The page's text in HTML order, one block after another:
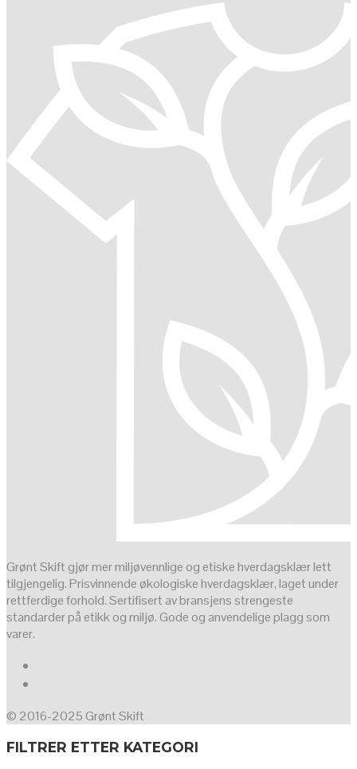
Grønt Skift gjør mer miljøvennlige og etiske hverdagsklær lett
tilgjengelig. Prisvinnende økologiske hverdagsklær, laget under
rettferdige forhold. Sertifisert av bransjens strengeste
standarder på etikk og miljø. Gode og anvendelige plagg som
varer.
© 2016-2025 Grønt Skift
FILTRER ETTER KATEGORI